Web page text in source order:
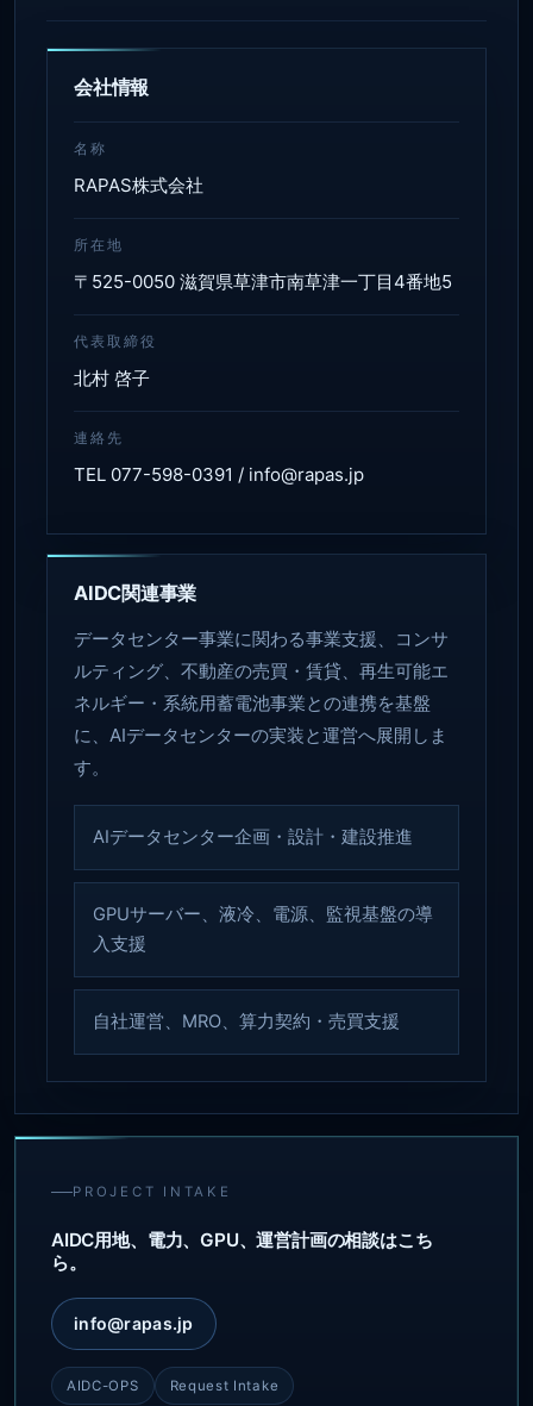
会社情報
名称
RAPAS株式会社
所在地
〒525-0050 滋賀県草津市南草津一丁目4番地5
代表取締役
北村 啓子
連絡先
TEL 077-598-0391 / info@rapas.jp
AIDC関連事業
データセンター事業に関わる事業支援、コンサ
ルティング、不動産の売買・賃貸、再生可能エ
ネルギー・系統用蓄電池事業との連携を基盤
に、AIデータセンターの実装と運営へ展開しま
す。
AIデータセンター企画・設計・建設推進
GPUサーバー、液冷、電源、監視基盤の導
入支援
自社運営、MRO、算力契約・売買支援
PROJECT INTAKE
AIDC用地、電力、GPU、運営計画の相談はこち
ら。
info@rapas.jp
AIDC-OPS Request Intake